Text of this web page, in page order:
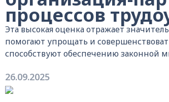
процессов
Эта высокая оценка отражает
помогают упрощать и
способствуют обеспечению законной
26.09.2025